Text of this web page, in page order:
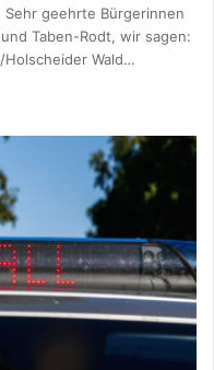
geehrte Bürgerinnen
Taben-Rodt, wir sagen:
Wald…